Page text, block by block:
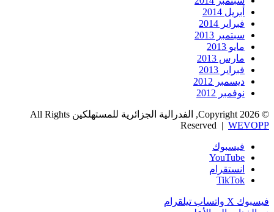
أبريل 2014
فبراير 2014
سبتمبر 2013
مايو 2013
مارس 2013
فبراير 2013
ديسمبر 2012
نوفمبر 2012
© Copyright 2026, الفدرالية الجزائرية للمستهلكين All Rights
Reserved | WEVOPP
فيسبوك
‫YouTube
انستقرام
‫TikTok
فيسبوك ‫X واتساب تيلقرام